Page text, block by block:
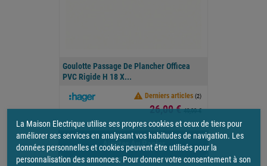
Goulotte Passage De Plancher Officea
PVC Rigide H 18 X...
 Derniers articles (2)
Prix
26,00 € 49,99 €
Ajouter Au Panier
La Maison Electrique utilise ses propres cookies et ceux de tiers pour
améliorer ses services en analysant vos habitudes de navigation. Les
données personnelles et cookies peuvent être utilisés pour la
personnalisation des annonces. Pour donner votre consentement à son